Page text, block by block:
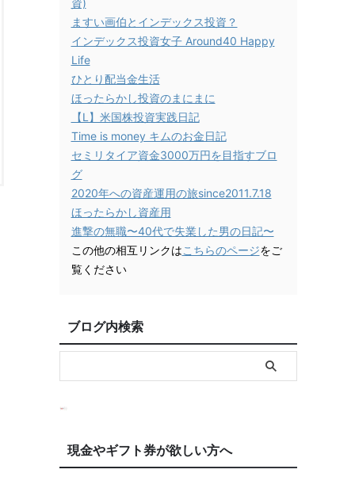
資)
ますい画伯とインデックス投資？
インデックス投資女子 Around40 Happy
Life
ひとり配当金生活
ほったらかし投資のまにまに
【L】米国株投資実践日記
Time is money キムのお金日記
セミリタイア資金3000万円を目指すブロ
グ
2020年への資産運用の旅since2011.7.18
ほったらかし資産用
進撃の無職〜40代で失業した男の日記〜
この他の相互リンクはこちらのページをご
覧ください
ブログ内検索
現金やギフト券が欲しい方へ